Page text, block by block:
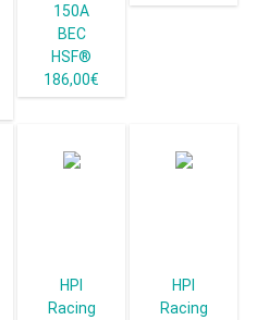
150A
BEC
HSF®
186,00€
HPI
Racing
HPI
Racing